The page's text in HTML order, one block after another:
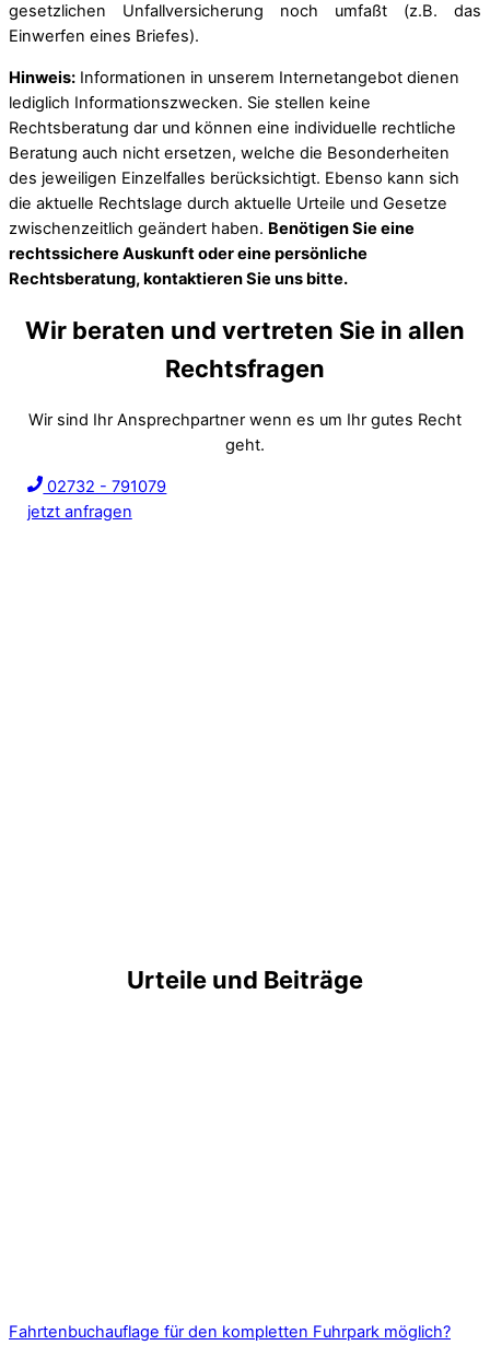
gesetzlichen Unfallversicherung noch umfaßt (z.B. das
Einwerfen eines Briefes).
Hinweis: Informationen in unserem Internetangebot dienen
lediglich Informationszwecken. Sie stellen keine
Rechtsberatung dar und können eine individuelle rechtliche
Beratung auch nicht ersetzen, welche die Besonderheiten
des jeweiligen Einzelfalles berücksichtigt. Ebenso kann sich
die aktuelle Rechtslage durch aktuelle Urteile und Gesetze
zwischenzeitlich geändert haben. Benötigen Sie eine
rechtssichere Auskunft oder eine persönliche
Rechtsberatung, kontaktieren Sie uns bitte.
Wir beraten und vertreten Sie in allen
Rechtsfragen
Wir sind Ihr Ansprechpartner wenn es um Ihr gutes Recht
geht.
02732 - 791079
jetzt anfragen
Urteile und Beiträge
Fahrtenbuchauflage für den kompletten Fuhrpark möglich?